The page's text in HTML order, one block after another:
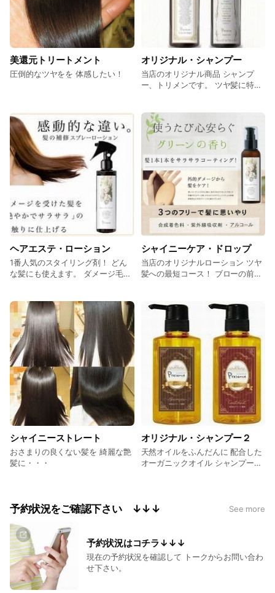
美還元トリートメント
圧倒的なツヤをを 体感したい！
オリジナル・シャンプー
当店のオリジナル商品 シャンプ
ー、トリメンです。 ツヤ髪に特化
ンプー エイジングケアシャンプー
ダメージクリアトリートメント の
３種類があります 店内でのシャン
プーに使用しています。 低刺激の
ベビーシャンプーに配合する （ア
ミノ酸系.ヤシ油脂肪酸洗浄成分）
をベースに様々な成分を使って
『 加水分解コラーゲン 』をプ
ラス！ 保湿成分もふんだんに配合
しました。 リンゴ果実培養細胞エ
キスを筆頭に カミツレ花エキス・
分を添加しています。
ヘアエステ・ローション
1番人気のスタイリング剤！ どん
な髪にも使えます。 ダメージ毛に
ートリートメント） 毛髪の水分バ
ランスを整え、手触りのよい髪に
導きます。 ウェーブスタイルの方
にも噴霧した後にドライすると柔
らかいドライな質感になります。
指通りを良くしたい方は髪質・髪
型を全く選ばずツヤツヤ・サラサ
ラに仕上げます！ 濡れ髪にたっぷ
り噴霧して乾かすだけ・・・
シャイニーケア・ドロップ
当店のオリジナルローション ツヤ
髪への最短コース！ ブローの前
ン ロング・ショート・パーマ・カ
ラーと 髪質を選ばないで使える便
利グッズ ドライヤーでサッと乾か
せば 極上のツヤ感をお約束しま
す！！ 現在、当店で扱うスタ
イリング剤 の中では一番人気商
品です！
シャイニーストレート
おさまりの良くない髪を 綺麗な艶
髪に・・・
オリジナル・シャンプー２
天然オイルをふんだんに 配合した
オーガニックオイル シャンプーと
予約状況をご確認下さい ↓↓↓ See more
予約状況はコチラ↓↓↓
現在の予約状況を確認して トークからお問い合わ
せ下さい。